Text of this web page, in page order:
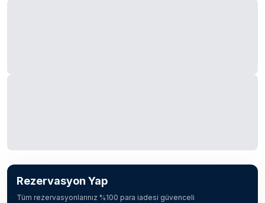
Rezervasyon Yap
Tüm rezervasyonlarınız %100 para iadesi güvenceli